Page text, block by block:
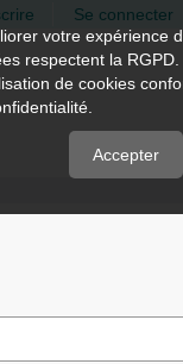
Se connecter
votre expérience
respectent la
de cookies
Accepter